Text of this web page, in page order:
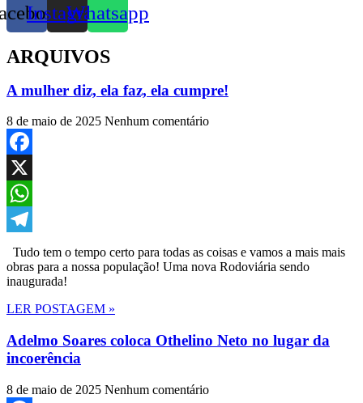
InstagramWhatsapp
ARQUIVOS
A mulher diz, ela faz, ela cumpre!
8 de maio de 2025 Nenhum comentário
Facebook
X
WhatsApp
Telegram
Tudo tem o tempo certo para todas as coisas e vamos a mais mais
obras para a nossa população! Uma nova Rodoviária sendo
inaugurada!
LER POSTAGEM »
Adelmo Soares coloca Othelino Neto no lugar da
incoerência
8 de maio de 2025 Nenhum comentário